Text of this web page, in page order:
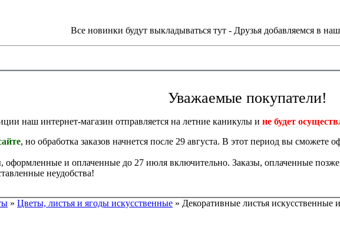
Все новинки будут выкладываться тут - Друзья добавляемся в
Уважаемые покупатели!
наш интернет-магазин отправляется на летние каникулы и не будет
, но обработка заказов начнется после 29 августа. В этот период вы сможете
оформленные и оплаченные до 27 июля включительно. Заказы, оплаченные
неудобства!
» Цветы, листья и ягоды искусственные » Декоративные листья